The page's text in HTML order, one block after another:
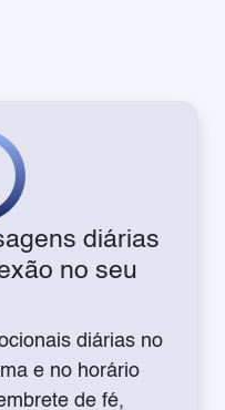
diárias
no seu
diárias no
e no horário
de fé,